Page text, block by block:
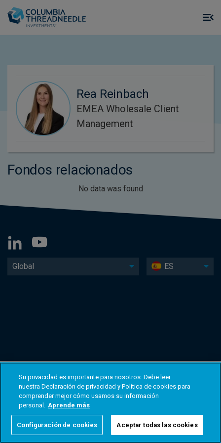
Rea Reinbach
EMEA Wholesale Client
Management
Fondos relacionados
No data was found
Global ES
Su privacidad es importante para nosotros. Debe leer
nuestra Declaración de privacidad y Política de cookies para
comprender mejor cómo usamos su información
personal. Aprende más
Configuración de cookies Aceptar todas las cookies